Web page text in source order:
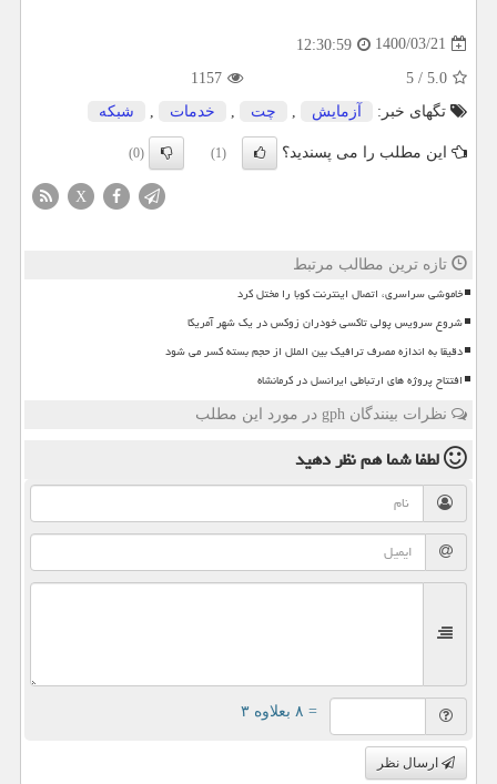
1400/03/21
12:30:59
5.0
/
5
1157
تگهای خبر:
آزمایش چت خدمات شبكه
این مطلب را می پسندید؟ (1)
(0)
X
تازه ترین مطالب مرتبط
خاموشی سراسری، اتصال اینترنت کوبا را مختل کرد
شروع سرویس پولی تاکسی خودران زوکس در یک شهر آمریکا
دقیقا به اندازه مصرف ترافیک بین الملل از حجم بسته کسر می شود
افتتاح پروژه های ارتباطی ایرانسل در کرمانشاه
نظرات بینندگان gph در مورد این مطلب
لطفا شما همنظر دهید
= ۸ بعلاوه ۳
ارسال نظر